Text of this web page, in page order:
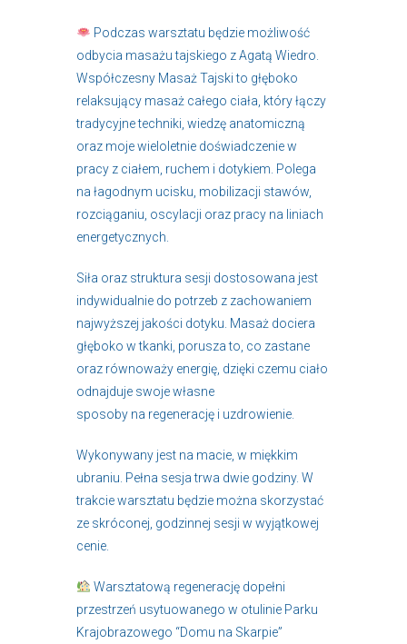
Podczas warsztatu będzie możliwość
odbycia masażu tajskiego z Agatą Wiedro.
Współczesny Masaż Tajski to głęboko
relaksujący masaż całego ciała, który łączy
tradycyjne techniki, wiedzę anatomiczną
oraz moje wieloletnie doświadczenie w
pracy z ciałem, ruchem i dotykiem. Polega
na łagodnym ucisku, mobilizacji stawów,
rozciąganiu, oscylacji oraz pracy na liniach
energetycznych.
Siła oraz struktura sesji dostosowana jest
indywidualnie do potrzeb z zachowaniem
najwyższej jakości dotyku. Masaż dociera
głęboko w tkanki, porusza to, co zastane
oraz równoważy energię, dzięki czemu ciało
odnajduje swoje własne
sposoby na regenerację i uzdrowienie.
Wykonywany jest na macie, w miękkim
ubraniu. Pełna sesja trwa dwie godziny. W
trakcie warsztatu będzie można skorzystać
ze skróconej, godzinnej sesji w wyjątkowej
cenie.
Warsztatową regenerację dopełni
przestrzeń usytuowanego w otulinie Parku
Krajobrazowego “Domu na Skarpie”